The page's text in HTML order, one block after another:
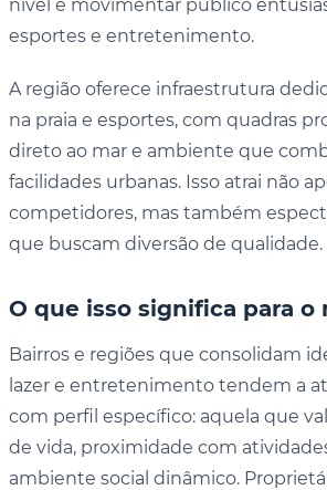
nível e movimentar público
esportes e entretenimento.
A região oferece infraestrutura
na praia e esportes, com quadras
direto ao mar e ambiente que
facilidades urbanas. Isso atrai não
competidores, mas também
que buscam diversão de qualidade.
O que isso significa para o
Bairros e regiões que consolidam
lazer e entretenimento tendem a
com perfil específico: aquela que
de vida, proximidade com
ambiente social dinâmico.